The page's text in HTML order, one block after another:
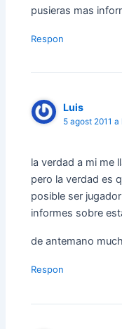
pusieras mas
Respon
Luis
5 agost 2011 a
la verdad a mi me
pero la verdad es
posible ser
informes sobre
de antemano
Respon